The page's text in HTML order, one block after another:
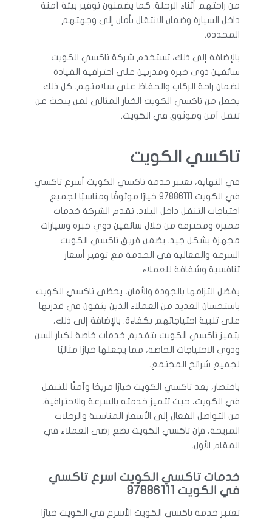
من راحتهم أثناء الرحلة. كما يضمنون توفير بيئة آمنة
داخل السيارة وضمان الانتقال بأمان إلى وجهتهم
المحددة.
بالإضافة إلى ذلك، تستخدم شركة تاكسي الكويت
سائقين ذوي خبرة ومدربين على احترافية القيادة
لضمان راحة الركاب والحفاظ على سلامتهم. كل ذلك
يجعل من تاكسي الكويت الخيار المثالي لمن يبحث عن
تنقل آمن وموثوق في الكويت.
تاكسي الكويت
في النهاية، تعتبر خدمة تاكسي الكويت أسرع تاكسي
في الكويت 97886111 خيارًا موثوقًا ومناسبًا لجميع
احتياجات التنقل داخل البلاد. تقدم الشركة خدمات
مميزة ومحترفة من خلال سائقين ذوي خبرة وسيارات
مجهزة بشكل جيد. يضمن فريق تاكسي الكويت
السرعة والفعالية في الخدمة مع توفير أسعار
تنافسية وشفافة للعملاء.
بفضل التزامها بالجودة والأمان، يحظى تاكسي الكويت
باستحسان العديد من العملاء الذين يثقون في قدرتها
على تلبية احتياجاتهم بكفاءة. بالإضافة إلى ذلك،
يتميز تاكسي الكويت بتقديم خدمات خاصة لكبار السن
وذوي الاحتياجات الخاصة، مما يجعلها خيارًا مثاليًا
لجميع شرائح المجتمع.
باختصار، يعد تاكسي الكويت خيارًا مريحًا وآمنًا للتنقل
في الكويت، حيث تتميز خدمته بالسرعة والاحترافية.
من التواصل الفعال إلى الأسعار المناسبة والرحلات
المريحة، فإن تاكسي الكويت تضع رضى العملاء في
المقام الأول.
خدمات تاكسي الكويت اسرع تاكسي
في الكويت 97886111
تعتبر خدمة تاكسي الكويت الأسرع في الكويت خيارًا